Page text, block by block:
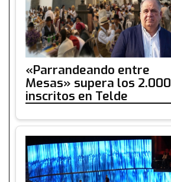
«Parrandeando entre
Mesas» supera los 2.000
inscritos en Telde